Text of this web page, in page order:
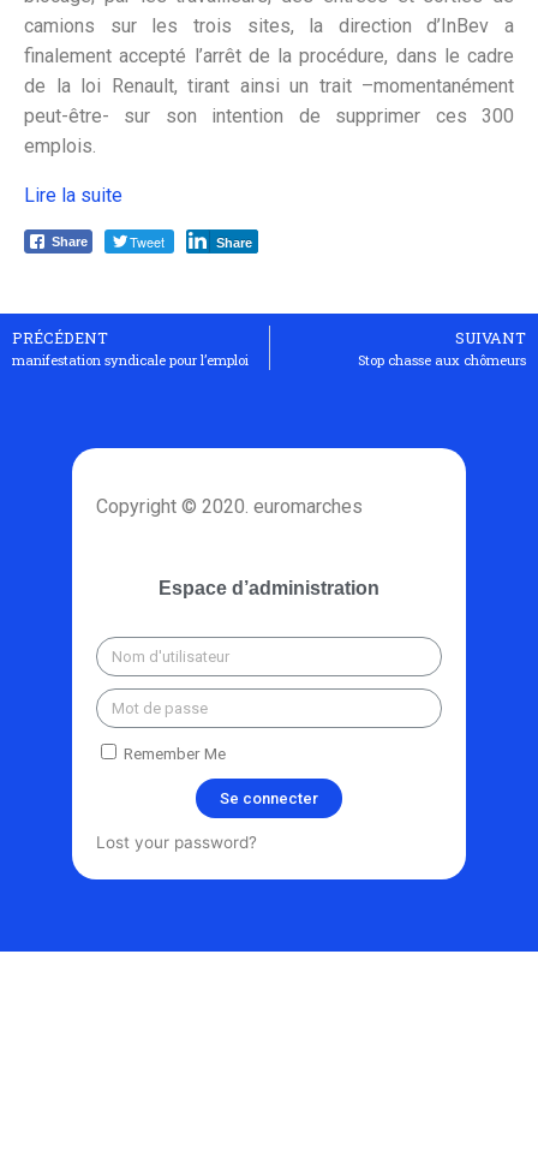
camions sur les trois sites, la direction d’InBev a
finalement accepté l’arrêt de la procédure, dans le cadre
de la loi Renault, tirant ainsi un trait –momentanément
peut-être- sur son intention de supprimer ces 300
emplois.
Lire la suite
Share Tweet Share
PRÉCÉDENT
manifestation syndicale pour l’emploi
SUIVANT
Stop chasse aux chômeurs
Copyright © 2020. euromarches
Espace d’administration
Remember Me
Se connecter
Lost your password?